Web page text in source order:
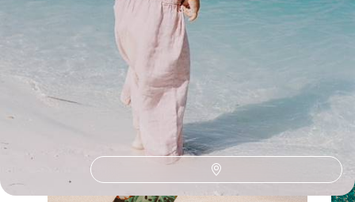
Conseils pratiques, témoignages et inspirations pour bien préparer son
voyage